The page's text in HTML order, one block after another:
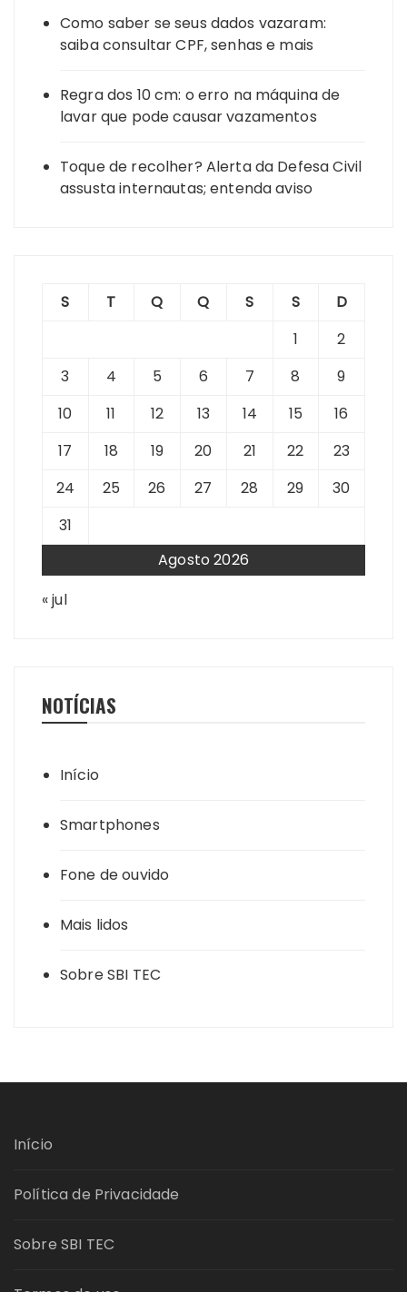
Como saber se seus dados vazaram:
saiba consultar CPF, senhas e mais
Regra dos 10 cm: o erro na máquina de
lavar que pode causar vazamentos
Toque de recolher? Alerta da Defesa Civil
assusta internautas; entenda aviso
Agosto 2026
S T Q Q S S
D
1
2
3
4 5 6 7 8
9
10
11 12 13 14 15
16
17
18 19 20 21 22
23
24
25 26 27 28 29
30
31
« jul
NOTÍCIAS
Início
Smartphones
Fone de ouvido
Mais lidos
Sobre SBI TEC
Início
Política de Privacidade
Sobre SBI TEC